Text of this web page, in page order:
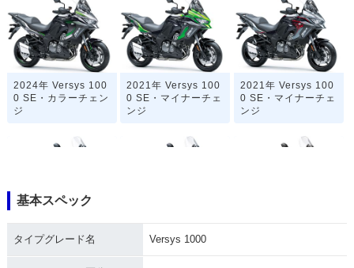
2024年 Versys 100
0 SE・カラーチェン
ジ
2021年 Versys 100
0 SE・マイナーチェ
ンジ
2021年 Versys 100
0 SE・マイナーチェ
ンジ
0 SE・カラーチェン
0 SE・新登場
基本スペック
タイプグレード名 Versys 1000